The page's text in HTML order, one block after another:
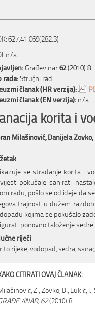
627.41.069(282.3)
n/a
Građevinar62(2010) 8
rada:Stručni rad
članak (HR verzija):
članak (EN verzija):n/a
korita i
Milašinović,Danijela Zovko,
se stradanje korita i
pokušale sanirati
radu, pošlo se od ideje da
trajnost u dužem
kojima se pokušalo
ponovno taloženje
riječi
rijeke, vodopad, sedra,
CITIRATI OVAJ ČLANAK:
Z., Zovko, D., Lukić,
62(2010) 8